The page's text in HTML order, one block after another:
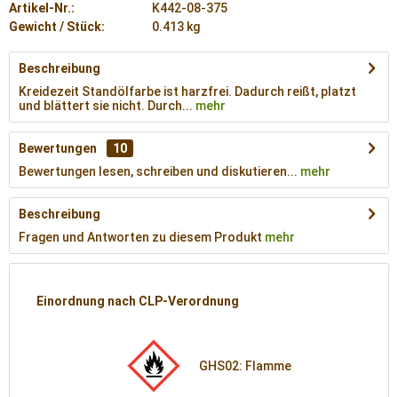
Artikel-Nr.:
K442-08-375
Gewicht / Stück:
0.413 kg
Beschreibung
Kreidezeit Standölfarbe ist harzfrei. Dadurch reißt, platzt
und blättert sie nicht. Durch... mehr
Bewertungen
10
Bewertungen lesen, schreiben und diskutieren... mehr
Beschreibung
Fragen und Antworten zu diesem Produkt mehr
Einordnung nach CLP-Verordnung
GHS02: Flamme